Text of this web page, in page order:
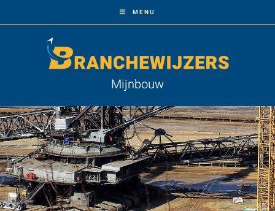
MENU
Mijnbouw